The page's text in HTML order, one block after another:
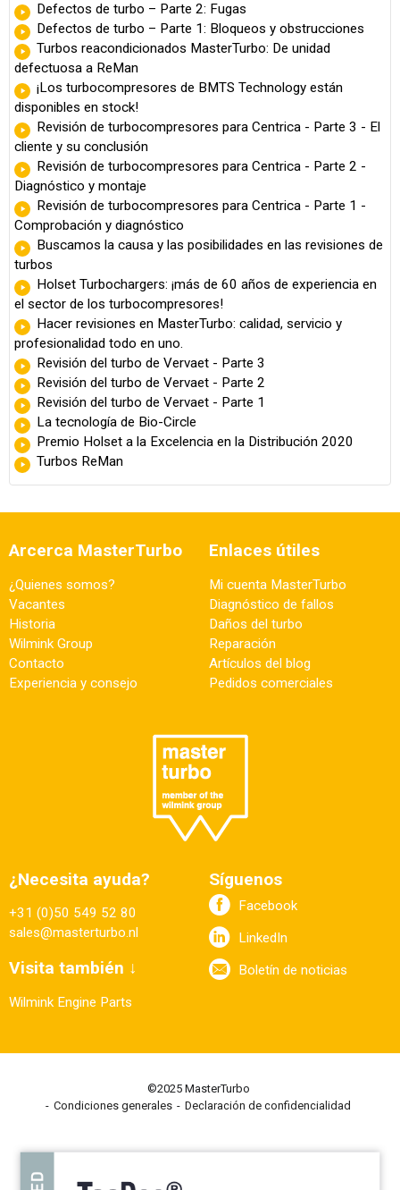
Defectos de turbo – Parte 2: Fugas
Defectos de turbo – Parte 1: Bloqueos y obstrucciones
Turbos reacondicionados MasterTurbo: De unidad
defectuosa a ReMan
¡Los turbocompresores de BMTS Technology están
disponibles en stock!
Revisión de turbocompresores para Centrica - Parte 3 - El
cliente y su conclusión
Revisión de turbocompresores para Centrica - Parte 2 -
Diagnóstico y montaje
Revisión de turbocompresores para Centrica - Parte 1 -
Comprobación y diagnóstico
Buscamos la causa y las posibilidades en las revisiones de
turbos
Holset Turbochargers: ¡más de 60 años de experiencia en
el sector de los turbocompresores!
Hacer revisiones en MasterTurbo: calidad, servicio y
profesionalidad todo en uno.
Revisión del turbo de Vervaet - Parte 3
Revisión del turbo de Vervaet - Parte 2
Revisión del turbo de Vervaet - Parte 1
La tecnología de Bio-Circle
Premio Holset a la Excelencia en la Distribución 2020
Turbos ReMan
Arcerca MasterTurbo
¿Quienes somos?
Vacantes
Historia
Wilmink Group
Contacto
Experiencia y consejo
Enlaces útiles
Mi cuenta MasterTurbo
Diagnóstico de fallos
Daños del turbo
Reparación
Artículos del blog
Pedidos comerciales
¿Necesita ayuda?
+31 (0)50 549 52 80
sales@masterturbo.nl
Visita también ↓
Wilmink Engine Parts
Síguenos
Facebook
LinkedIn
Boletín de noticias
©2025 MasterTurbo
Condiciones generales
Declaración de confidencialidad